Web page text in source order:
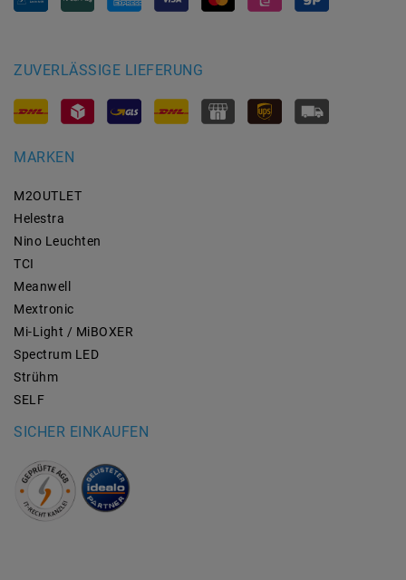
ZUVERLÄSSIGE LIEFERUNG
MARKEN
M2OUTLET
Helestra
Nino Leuchten
TCI
Meanwell
Mextronic
Mi-Light / MiBOXER
Spectrum LED
Strühm
SELF
SICHER EINKAUFEN